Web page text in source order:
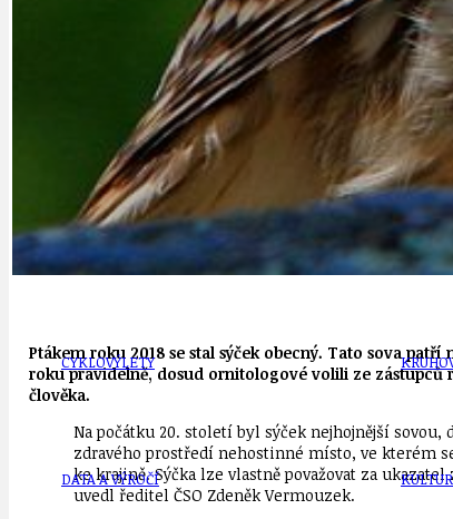
AKTUALITY
BÁSNĚ. FEJETONY. SATIRA
CYKLOVÝLETY
DATA A VÝROČÍ
Ptákem roku 2018 se stal sýček obecný. Tato sova
roku pravidelně, dosud ornitologové volili ze zástupců
člověka.
Na počátku 20. století byl sýček nejhojnější
zdravého prostředí nehostinné místo, ve kterém
ke krajině. Sýčka lze vlastně považovat za
uvedl ředitel ČSO Zdeněk Vermouzek.